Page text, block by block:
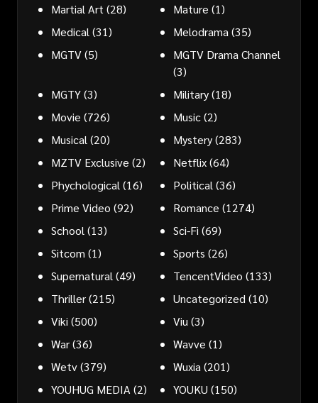
Martial Art (28) Mature (1)
Medical (31) Melodrama (35)
MGTV(5)
MGTV Drama Channel
(3)
MGTY(3) Military(18)
Movie (726) Music(2)
Musical (20) Mystery(283)
MZTV Exclusive (2) Netflix(64)
Phychological (16) Political (36)
Prime Video (92) Romance (1274)
School (13) Sci-Fi (69)
Sitcom (1) Sports (26)
Supernatural (49) TencentVideo (133)
Thriller(215) Uncategorized (10)
Viki (500) Viu (3)
War(36) Wavve (1)
Wetv(379) Wuxia (201)
YOUHUG MEDIA (2) YOUKU (150)